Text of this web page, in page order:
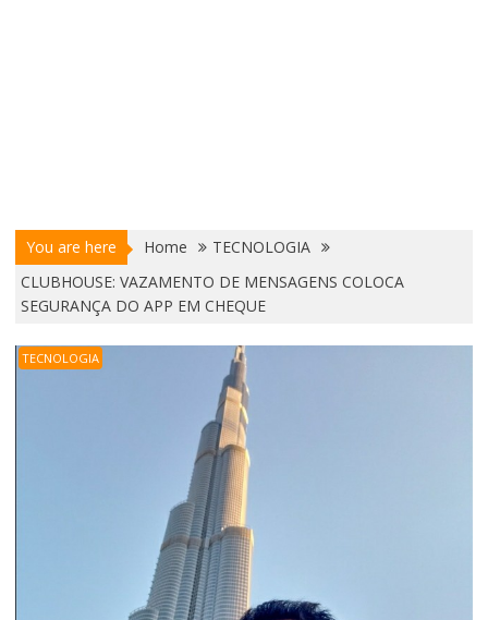
You are here Home
TECNOLOGIA
CLUBHOUSE: VAZAMENTO DE MENSAGENS COLOCA
SEGURANÇA DO APP EM CHEQUE
TECNOLOGIA